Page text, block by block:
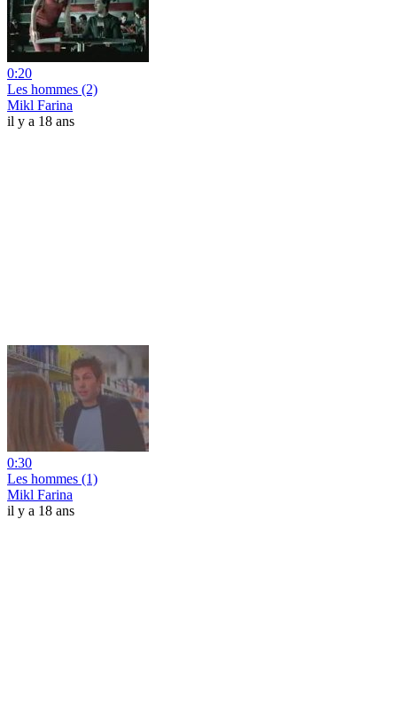
0:20
Les hommes (2)
Mikl Farina
il y a 18 ans
0:30
Les hommes (1)
Mikl Farina
il y a 18 ans